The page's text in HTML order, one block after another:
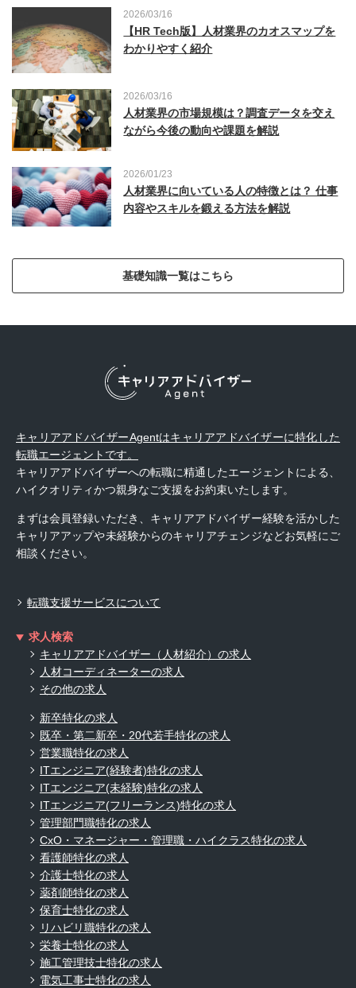
2026/03/16
【HR Tech版】人材業界のカオスマップを
わかりやすく紹介
2026/03/16
人材業界の市場規模は？調査データを交え
ながら今後の動向や課題を解説
2026/01/23
人材業界に向いている人の特徴とは？ 仕事
内容やスキルを鍛える方法を解説
基礎知識一覧はこちら
キャリアアドバイザーAgentはキャリアアドバイザーに特化した
転職エージェントです。
キャリアアドバイザーへの転職に精通したエージェントによる、
ハイクオリティかつ親身なご支援をお約束いたします。
まずは会員登録いただき、キャリアアドバイザー経験を活かした
キャリアアップや未経験からのキャリアチェンジなどお気軽にご
相談ください。
転職支援サービスについて
求人検索
キャリアアドバイザー（人材紹介）の求人
人材コーディネーターの求人
その他の求人
新卒特化の求人
既卒・第二新卒・20代若手特化の求人
営業職特化の求人
ITエンジニア(経験者)特化の求人
ITエンジニア(未経験)特化の求人
ITエンジニア(フリーランス)特化の求人
管理部門職特化の求人
CxO・マネージャー・管理職・ハイクラス特化の求人
看護師特化の求人
介護士特化の求人
薬剤師特化の求人
保育士特化の求人
リハビリ職特化の求人
栄養士特化の求人
施工管理技士特化の求人
電気工事士特化の求人